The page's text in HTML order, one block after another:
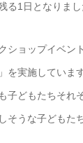
る1日となりまし
ショップイベン
を実施していま
子どもたちそれ
そうな子どもた